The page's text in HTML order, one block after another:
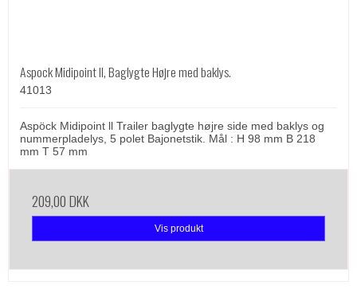
Aspock Midipoint II, Baglygte Højre med baklys.
41013
Aspöck Midipoint ll Trailer baglygte højre side med baklys og
nummerpladelys, 5 polet Bajonetstik. Mål : H 98 mm B 218
mm T 57 mm
209,00 DKK
Vis produkt